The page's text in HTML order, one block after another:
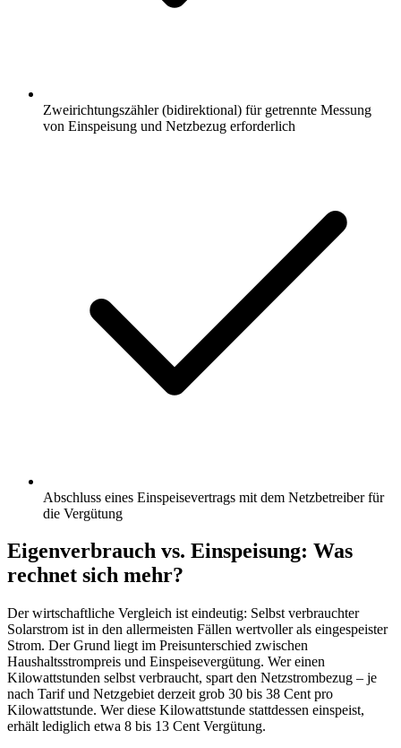
Zweirichtungszähler (bidirektional) für getrennte Messung
von Einspeisung und Netzbezug erforderlich
Abschluss eines Einspeisevertrags mit dem Netzbetreiber für
die Vergütung
Eigenverbrauch vs. Einspeisung: Was
rechnet sich mehr?
Der wirtschaftliche Vergleich ist eindeutig: Selbst verbrauchter
Solarstrom ist in den allermeisten Fällen wertvoller als eingespeister
Strom. Der Grund liegt im Preisunterschied zwischen
Haushaltsstrompreis und Einspeisevergütung. Wer einen
Kilowattstunden selbst verbraucht, spart den Netzstrombezug – je
nach Tarif und Netzgebiet derzeit grob 30 bis 38 Cent pro
Kilowattstunde. Wer diese Kilowattstunde stattdessen einspeist,
erhält lediglich etwa 8 bis 13 Cent Vergütung.